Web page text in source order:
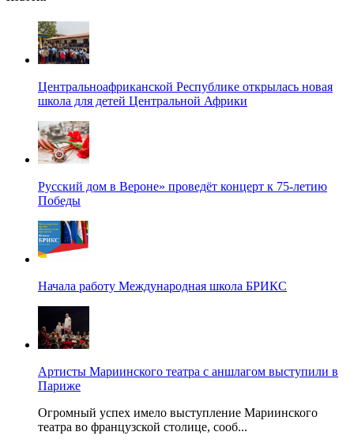
Центральноафриканской Республике открылась новая
школа для детей Центральной Африки
Русский дом в Вероне» проведёт концерт к 75-летию
Победы
Начала работу Международная школа БРИКС
Артисты Мариинского театра с аншлагом выступили в
Париже
Огромный успех имело выступление Мариинского
театра во французской столице, сооб...